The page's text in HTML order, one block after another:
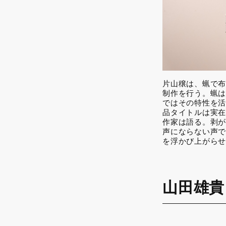
片山穣は、蝋で
制作を行う。蝋
ではその特性を
品タイトルは実
作家は語る。剥
声にならない声
を浮かび上がら
山田雄貴